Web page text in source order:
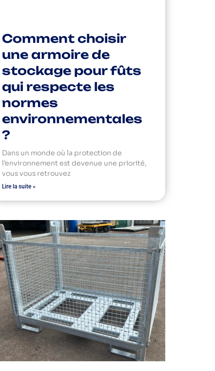
Comment choisir
une armoire de
stockage pour fûts
qui respecte les
normes
environnementales
?
Dans un monde où la protection de
l’environnement est devenue une priorité,
vous vous retrouvez
Lire la suite »